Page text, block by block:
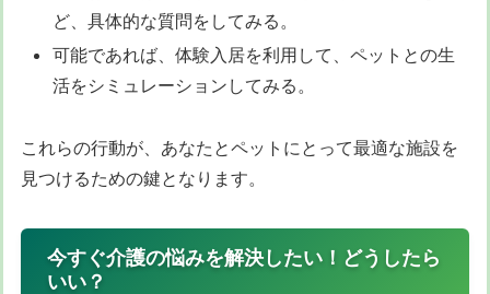
ど、具体的な質問をしてみる。
可能であれば、体験入居を利用して、ペットとの生
活をシミュレーションしてみる。
これらの行動が、あなたとペットにとって最適な施設を
見つけるための鍵となります。
今すぐ介護の悩みを解決したい！どうしたら
いい？